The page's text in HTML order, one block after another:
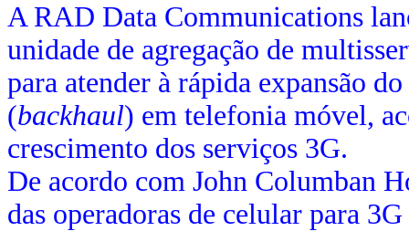
A RAD Data Communications
unidade de agregação de
para atender à rápida expansão
(backhaul) em telefonia móvel,
crescimento dos serviços 3G.
De acordo com John Columban
das operadoras de celular para